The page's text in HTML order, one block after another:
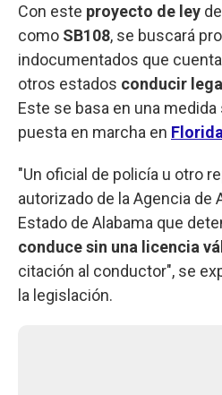
Con este proyecto de ley
como SB108, se buscará
indocumentados que
otros estados conducir
Este se basa en una
puesta en marcha en Florida
"Un oficial de policía u otro
autorizado de la Agencia de
Estado de Alabama que
conduce sin una licencia
citación al conductor", se
la legislación.